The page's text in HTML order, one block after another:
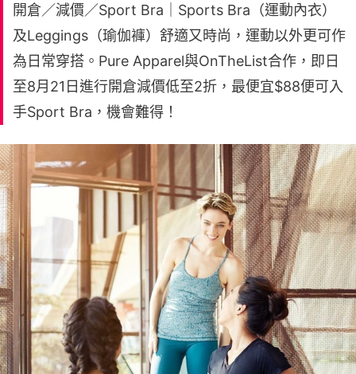
開倉／減價／Sport Bra｜Sports Bra（運動內衣）
及Leggings（瑜伽褲）舒適又時尚，運動以外更可作
為日常穿搭。Pure Apparel與OnTheList合作，即日
至8月21日進行開倉減價低至2折，最便宜$88便可入
手Sport Bra，機會難得！